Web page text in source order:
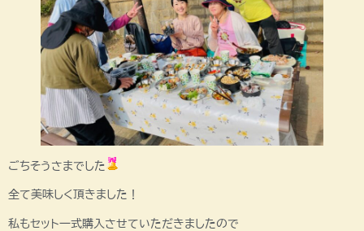
ごちそうさまでした
全て美味しく頂きました！
私もセット一式購入させていただきましたので